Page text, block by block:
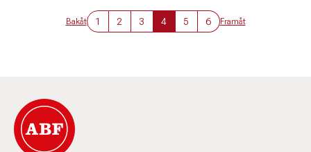
Bakåt 1 2 3 4 5 6 Framåt